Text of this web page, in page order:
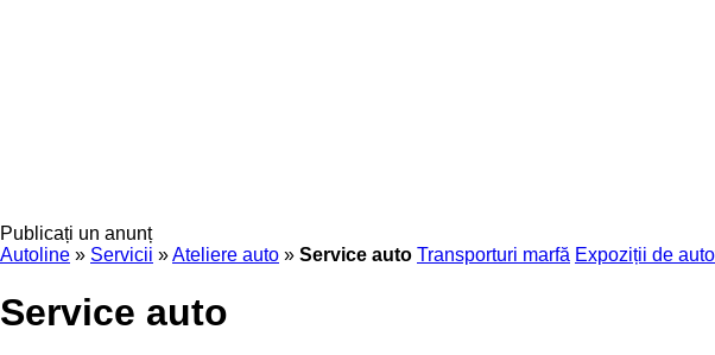
Publicați un anunț
Autoline » Servicii »Ateliere auto » Service auto Transporturi marfă Expoziții de
Service auto